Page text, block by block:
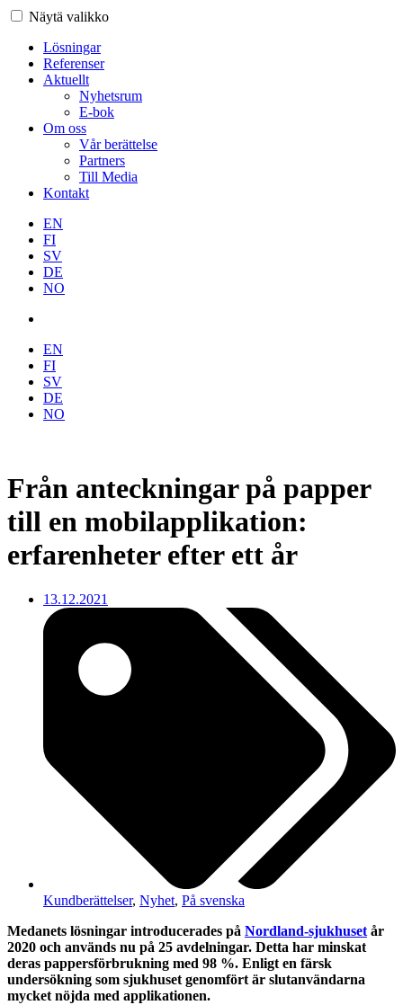
Näytä valikko
Lösningar
Referenser
Aktuellt
Nyhetsrum
E-bok
Om oss
Vår berättelse
Partners
Till Media
Kontakt
EN
FI
SV
DE
NO
EN
FI
SV
DE
NO
Från anteckningar på papper
till en mobilapplikation:
erfarenheter efter ett år
13.12.2021
Kundberättelser, Nyhet, På svenska
Medanets lösningar introducerades på Nordland-sjukhusetår
2020 och används nu på 25 avdelningar. Detta har minskat
deras pappersförbrukning med 98 %. Enligt en färsk
undersökning som sjukhuset genomfört är slutanvändarna
mycket nöjda med applikationen.